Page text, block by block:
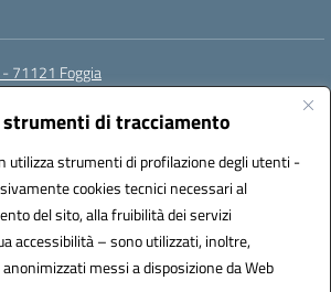
di tracciamento
utilizza strumenti di profilazione degli utenti -
cookies tecnici necessari al
del sito, alla fruibilità dei servizi
accessibilità – sono utilizzati, inoltre,
messi a disposizione da Web
71121 Foggia
(PEC):fgic885004@pec.istruzione.it
FGEE00800R
Amministrazioni (IPA): istsc_fgee00800r
(CUF): UFEQ55